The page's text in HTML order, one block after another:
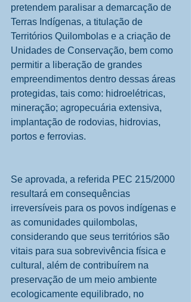
pretendem paralisar a demarcação de
Terras Indígenas, a titulação de
Territórios Quilombolas e a criação de
Unidades de Conservação, bem como
permitir a liberação de grandes
empreendimentos dentro dessas áreas
protegidas, tais como: hidroelétricas,
mineração; agropecuária extensiva,
implantação de rodovias, hidrovias,
portos e ferrovias.
Se aprovada, a referida PEC 215/2000
resultará em consequências
irreversíveis para os povos indígenas e
as comunidades quilombolas,
considerando que seus territórios são
vitais para sua sobrevivência física e
cultural, além de contribuírem na
preservação de um meio ambiente
ecologicamente equilibrado, no